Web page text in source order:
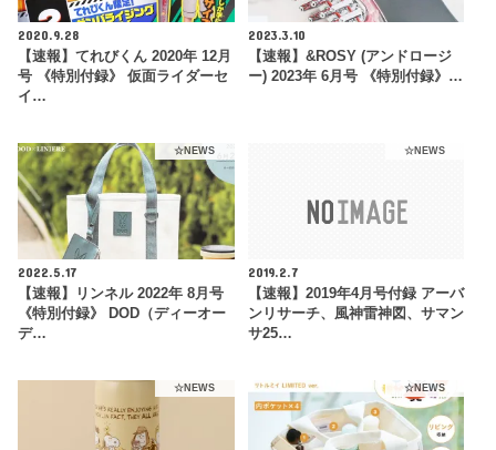
2020.9.28
【速報】てれびくん 2020年 12月
号 《特別付録》 仮面ライダーセ
イ…
2023.3.10
【速報】&ROSY (アンドロージ
ー) 2023年 6月号 《特別付録》…
☆NEWS
2022.5.17
【速報】リンネル 2022年 8月号
《特別付録》 DOD（ディーオー
デ…
☆NEWS
2019.2.7
【速報】2019年4月号付録 アーバ
ンリサーチ、風神雷神図、サマン
サ25…
☆NEWS ☆NEWS